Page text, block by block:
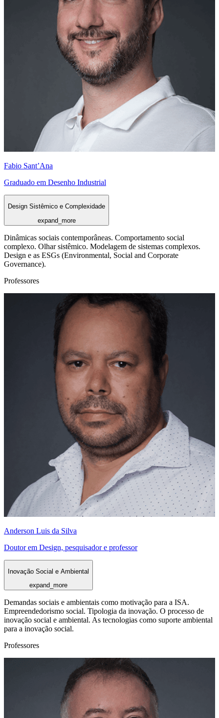
Fabio Sant’Ana
Graduado em Desenho Industrial
Design Sistêmico e Complexidade
expand_more
Dinâmicas sociais contemporâneas. Comportamento social
complexo. Olhar sistêmico. Modelagem de sistemas complexos.
Design e as ESGs (Environmental, Social and Corporate
Governance).
Professores
Anderson Luis da Silva
Doutor em Design, pesquisador e professor
Inovação Social e Ambiental
expand_more
Demandas sociais e ambientais como motivação para a ISA.
Empreendedorismo social. Tipologia da inovação. O processo de
inovação social e ambiental. As tecnologias como suporte ambiental
para a inovação social.
Professores